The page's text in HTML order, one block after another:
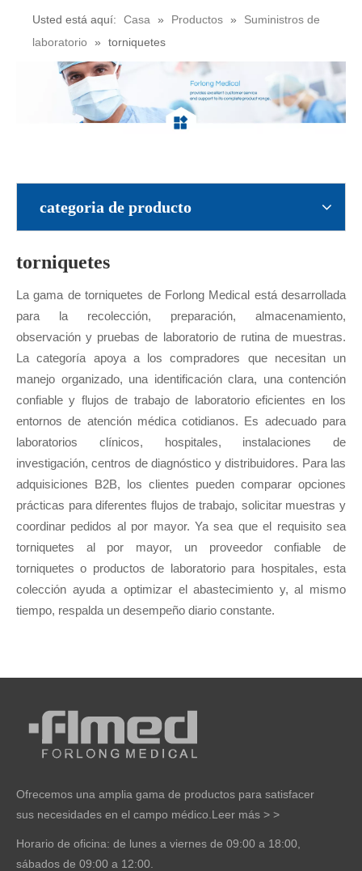
Usted está aquí: Casa » Productos »
Suministros de
laboratorio
» torniquetes
categoria de producto
torniquetes
La gama de torniquetes de Forlong Medical está desarrollada
para la recolección, preparación, almacenamiento,
observación y pruebas de laboratorio de rutina de muestras.
La categoría apoya a los compradores que necesitan un
manejo organizado, una identificación clara, una contención
confiable y flujos de trabajo de laboratorio eficientes en los
entornos de atención médica cotidianos. Es adecuado para
laboratorios clínicos, hospitales, instalaciones de
investigación, centros de diagnóstico y distribuidores. Para las
adquisiciones B2B, los clientes pueden comparar opciones
prácticas para diferentes flujos de trabajo, solicitar muestras y
coordinar pedidos al por mayor. Ya sea que el requisito sea
torniquetes al por mayor, un proveedor confiable de
torniquetes o productos de laboratorio para hospitales, esta
colección ayuda a optimizar el abastecimiento y, al mismo
tiempo, respalda un desempeño diario constante.
Ofrecemos una amplia gama de productos para satisfacer
sus necesidades en el campo médico. Leer más > >
Horario de oficina: de lunes a viernes de 09:00 a 18:00,
sábados de 09:00 a 12:00.